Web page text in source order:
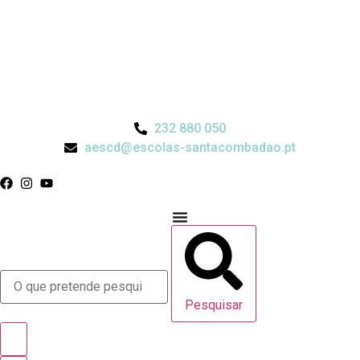
232 880 050
aescd@escolas-santacombadao.pt
Pesquisar